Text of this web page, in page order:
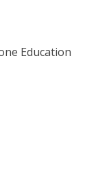
Education